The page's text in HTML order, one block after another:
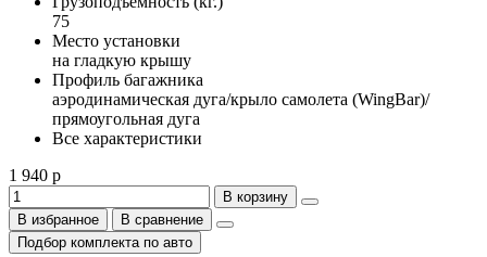
75
Место установки
на гладкую крышу
Профиль багажника
аэродинамическая дуга/крыло самолета (WingBar)/
прямоугольная дуга
Все характеристики
1 940 р
В корзину
В избранное
В сравнение
Подбор комплекта по авто